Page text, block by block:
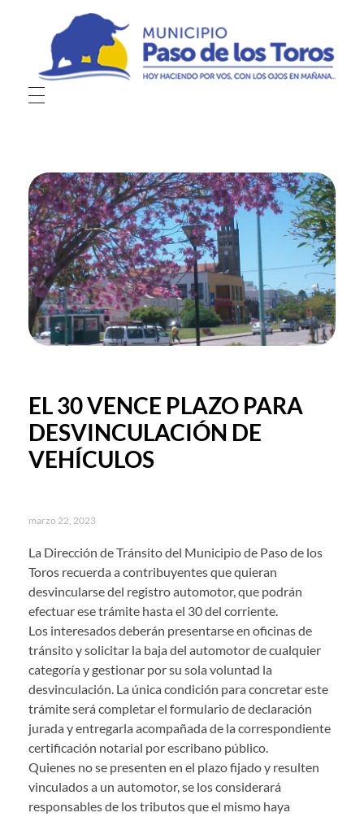
Municipio de Paso de los Toros
Hoy haciendo para vos, con los ojos en mañana
EL 30 VENCE PLAZO PARA
DESVINCULACIÓN DE
VEHÍCULOS
marzo 22, 2023
La Dirección de Tránsito del Municipio de Paso de los
Toros recuerda a contribuyentes que quieran
desvincularse del registro automotor, que podrán
efectuar ese trámite hasta el 30 del corriente.
Los interesados deberán presentarse en oficinas de
tránsito y solicitar la baja del automotor de cualquier
categoría y gestionar por su sola voluntad la
desvinculación. La única condición para concretar este
trámite será completar el formulario de declaración
jurada y entregarla acompañada de la correspondiente
certificación notarial por escribano público.
Quienes no se presenten en el plazo fijado y resulten
vinculados a un automotor, se los considerará
responsables de los tributos que el mismo haya